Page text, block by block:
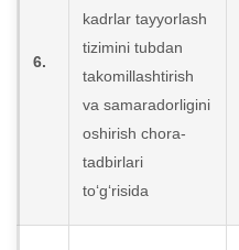
6.
kadrlar tayyorlash
tizimini tubdan
takomillashtirish
va samaradorligini
oshirish chora-
tadbirlari
to‘g‘risida